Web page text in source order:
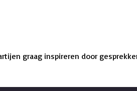
graag inspireren door